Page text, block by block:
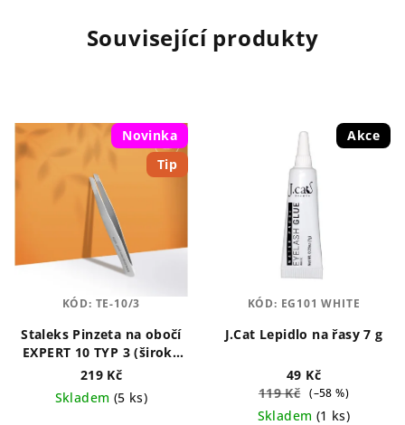
Související produkty
Novinka
Tip
Staleks Pinzeta na obočí
EXPERT 10 TYP 3 (široká
šikmá)
219 Kč
Skladem (5 ks)
KÓD: TE-10/3
Akce
J.Cat Lepidlo na řasy 7 g
49 Kč
119 Kč (–58 %)
Skladem (1 ks)
KÓD: EG101 WHITE